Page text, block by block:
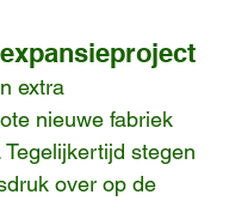
extra
nieuwe fabriek
stegen
over op de